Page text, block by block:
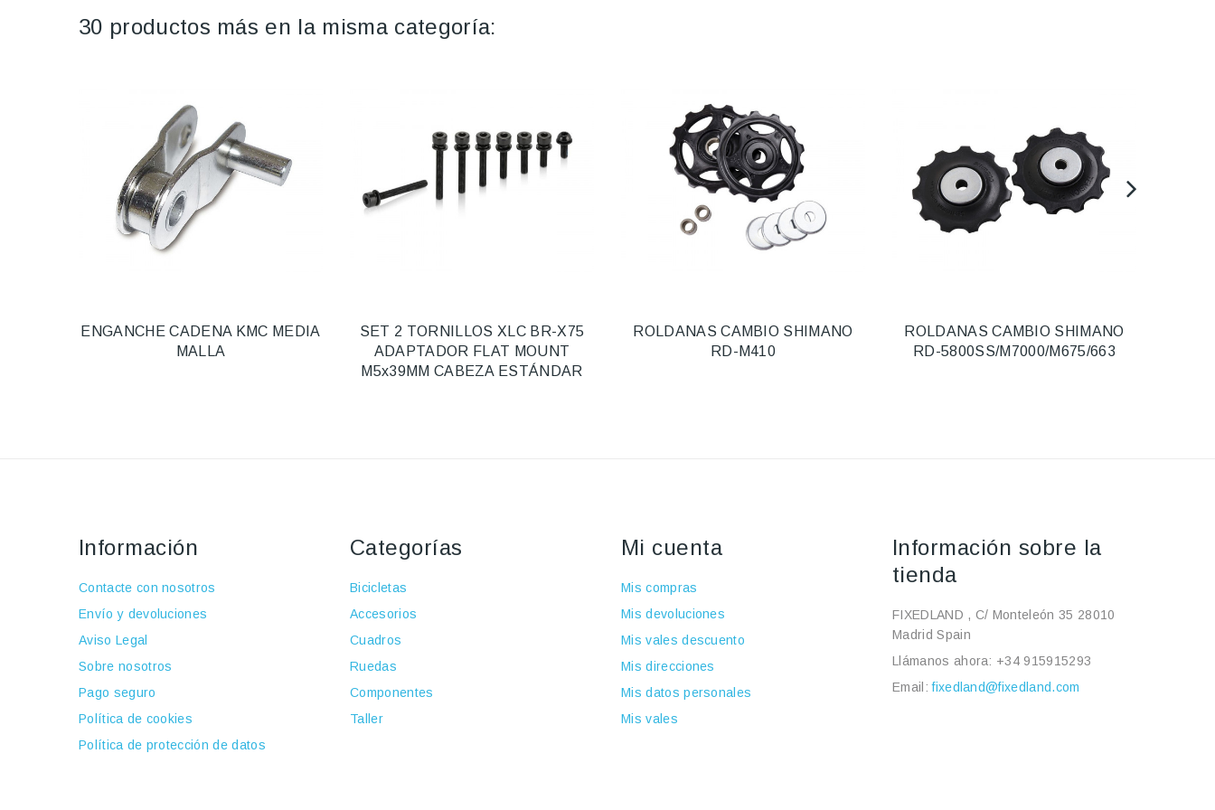
30 productos más en la misma categoría:
ENGANCHE CADENA KMC MEDIA
MALLA
SET 2 TORNILLOS XLC BR-X75
ADAPTADOR FLAT MOUNT
M5x39MM CABEZA ESTÁNDAR
ROLDANAS CAMBIO SHIMANO
RD-M410
ROLDANAS CAMBIO SHIMANO
RD-5800SS/M7000/M675/663
Información
Contacte con nosotros
Envío y devoluciones
Aviso Legal
Sobre nosotros
Pago seguro
Política de cookies
Política de protección de datos
Categorías
Bicicletas
Accesorios
Cuadros
Ruedas
Componentes
Taller
Mi cuenta
Mis compras
Mis devoluciones
Mis vales descuento
Mis direcciones
Mis datos personales
Mis vales
Información sobre la
tienda
FIXEDLAND , C/ Monteleón 35 28010
Madrid Spain
Llámanos ahora: +34 915915293
Email:fixedland@fixedland.com